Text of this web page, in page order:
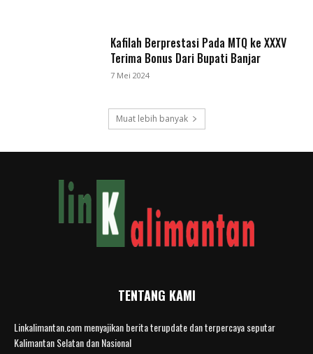
Kafilah Berprestasi Pada MTQ ke XXXV
Terima Bonus Dari Bupati Banjar
7 Mei 2024
Muat lebih banyak
TENTANG KAMI
Linkalimantan.com menyajikan berita terupdate dan terpercaya seputar
Kalimantan Selatan dan Nasional